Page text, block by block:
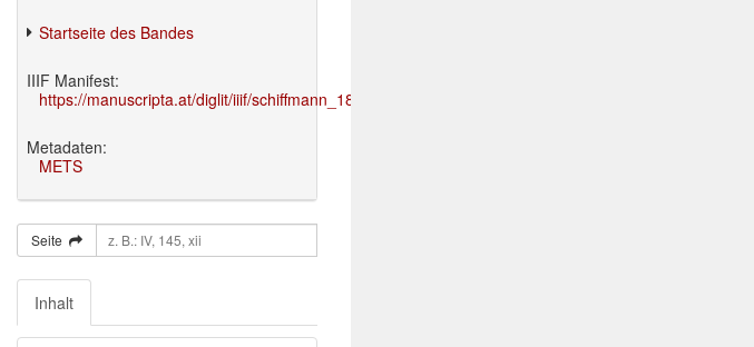
Startseite des Bandes
IIIF Manifest:
https://manuscripta.at/diglit/iiif/schiffmann_1895/manifest.json
Metadaten:
METS
Seite
Inhalt